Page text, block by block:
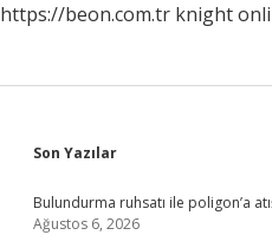
https://beon.com.tr knight
Sidebar
Son Yazılar
Bulundurma ruhsatı ile poligon’a
Ağustos 6, 2026